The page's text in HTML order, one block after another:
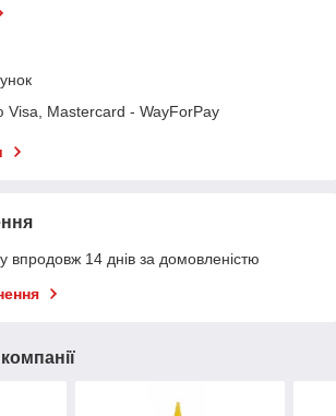
Visa, Mastercard - WayForPay
впродовж 14 днів за домовленістю